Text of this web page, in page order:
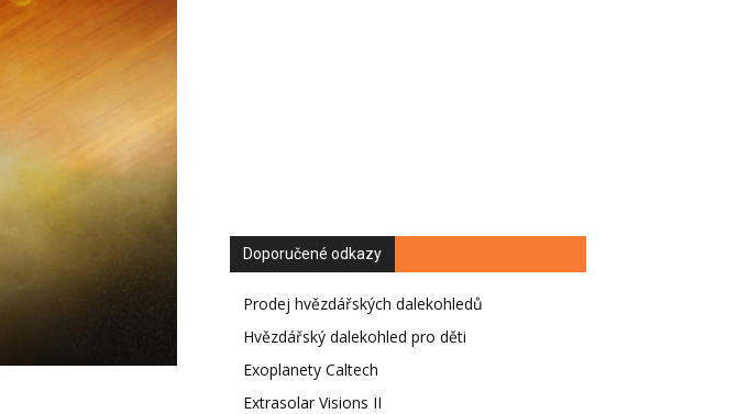
Doporučené odkazy
Prodej hvězdářských dalekohledů
Hvězdářský dalekohled pro děti
Exoplanety Caltech
Extrasolar Visions II